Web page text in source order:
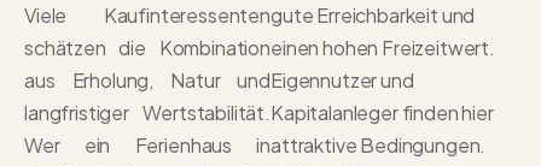
Viele Kaufinteressenten
schätzen die Kombination
aus Erholung, Natur und
langfristiger Wertstabilität.
Wer ein Ferienhaus in
gute Erreichbarkeit und
einen hohen Freizeitwert.
Eigennutzer und
Kapitalanleger finden hier
attraktive Bedingungen.